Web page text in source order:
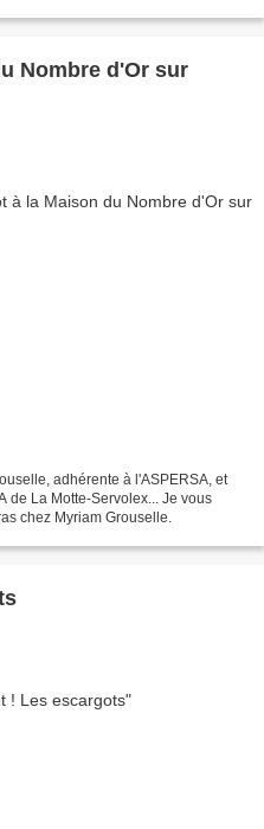
Nombre d'Or sur
adhérente à l'ASPERSA, et
de La Motte-Servolex... Je vous
chez Myriam Grouselle.